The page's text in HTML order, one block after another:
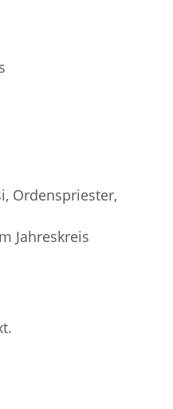
Ordenspriester,
Jahreskreis